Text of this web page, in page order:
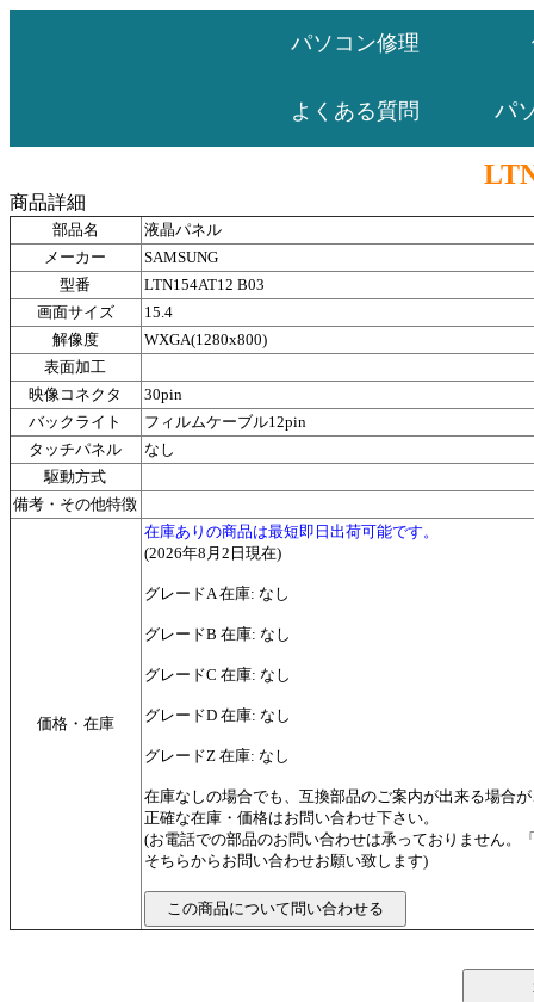
パソコン修理
よくある質問 パ
商品詳細
部品名
液晶パネル
メーカー
SAMSUNG
型番
LTN154AT12 B03
画面サイズ
15.4
解像度
WXGA(1280x800)
表面加工
映像コネクタ
30pin
バックライト
フィルムケーブル12pin
タッチパネル
なし
駆動方式
備考・その他特徴
価格・在庫
在庫ありの商品は最短即日出荷可能です。
(2026年8月2日現在)
グレードA 在庫: なし
グレードB 在庫: なし
グレードC 在庫: なし
グレードD 在庫: なし
グレードZ 在庫: なし
在庫なしの場合でも、互換部品のご案内が出来る場合
正確な在庫・価格はお問い合わせ下さい。
(お電話での部品のお問い合わせは承っておりません。
そちらからお問い合わせお願い致します)